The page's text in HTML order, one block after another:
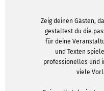
Zeig deinen Gästen,
gestaltest du die
für deine
und Texten
professionelles und
viele